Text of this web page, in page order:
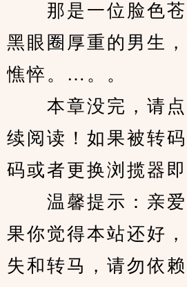
那是一位脸色苍
黑眼圈厚重的男生
憔悴。…。。
本章没完，请点
续阅读！如果被转
码或者更换浏揽器即
温馨提示：亲爱
果你觉得本站还好
失和转马，请勿依赖